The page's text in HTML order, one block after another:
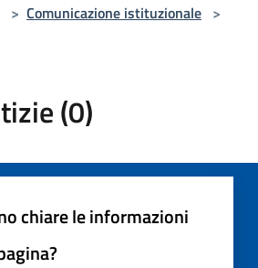
> Comunicazione istituzionale >
(0)
chiare le informazioni